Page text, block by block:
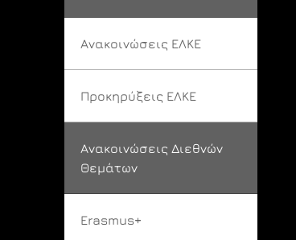
Ανακοινώσεις ΕΛΚΕ
Προκηρύξεις ΕΛΚΕ
Ανακοινώσεις Διεθνών
Θεμάτων
Erasmus+